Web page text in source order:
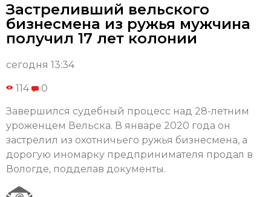
Застреливший вельского
бизнесмена из ружья мужчина
получил 17 лет колонии
сегодня 13:34
114 0
Завершился судебный процесс над 28-летним
уроженцем Вельска. В январе 2020 года он
застрелил из охотничьего ружья бизнесмена, а
дорогую иномарку предпринимателя продал в
Вологде, подделав документы.